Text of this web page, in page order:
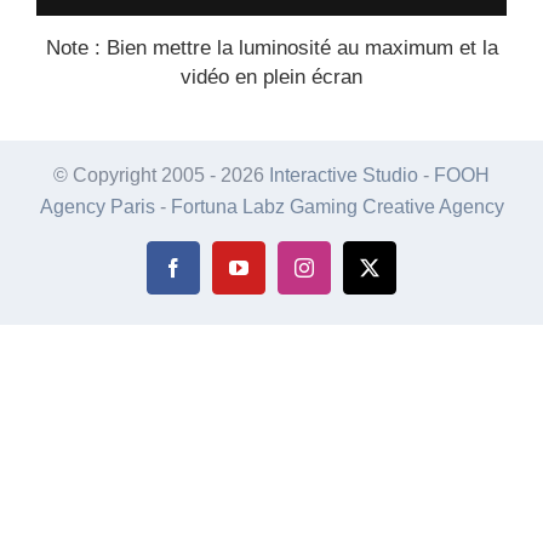
Note : Bien mettre la luminosité au maximum et la
vidéo en plein écran
© Copyright 2005 - 2026 Interactive Studio - FOOH
Agency Paris- Fortuna Labz Gaming Creative Agency
FacebookYouTubeInstagram
X